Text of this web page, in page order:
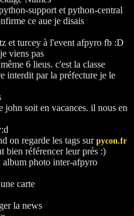
support et python-central
ce aue je disais
et turcey à l'event afpyro fb :D
viens pas
6 lieus. c'est la classe
interdit par la préfecture je le
john soit en vacances. il nous en
on regarde les tags surpycon.fr
bien référencer leur prés :)
album photo inter-afpyro
carte
la news